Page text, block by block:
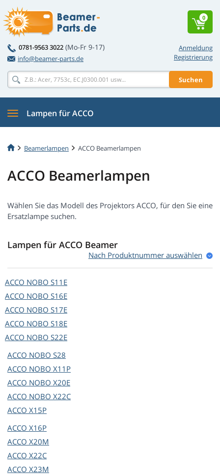
Anmeldung
Registrierung
0781-9563 3022 (Mo-Fr 9-17)
info@beamer-parts.de
Suchen
0
Lampen für ACCO
Beamerlampen ACCO Beamerlampen
ACCO Beamerlampen
Wählen Sie das Modell des Projektors ACCO, für den Sie eine
Ersatzlampe suchen.
Lampen für ACCO Beamer
Nach Produktnummer auswählen
ACCO NOBO S11E
ACCO NOBO S16E
ACCO NOBO S17E
ACCO NOBO S18E
ACCO NOBO S22E
ACCO NOBO S28
ACCO NOBO X11P
ACCO NOBO X20E
ACCO NOBO X22C
ACCO X15P
ACCO X16P
ACCO X20M
ACCO X22C
ACCO X23M